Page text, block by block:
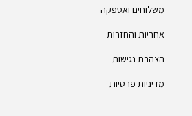
משלוחים ואספקה
אחריות והחזרות
הצהרת נגישות
מדיניות פרטיות